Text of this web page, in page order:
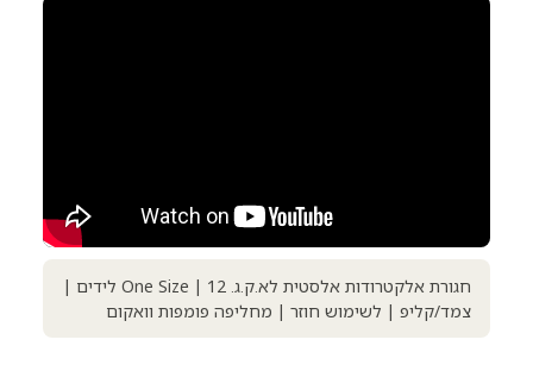
חגורת אלקטרודות אלסטית לא.ק.ג. One Size | 12 לידים |
צמד/קליפ | לשימוש חוזר | מחליפה פומפות וואקום